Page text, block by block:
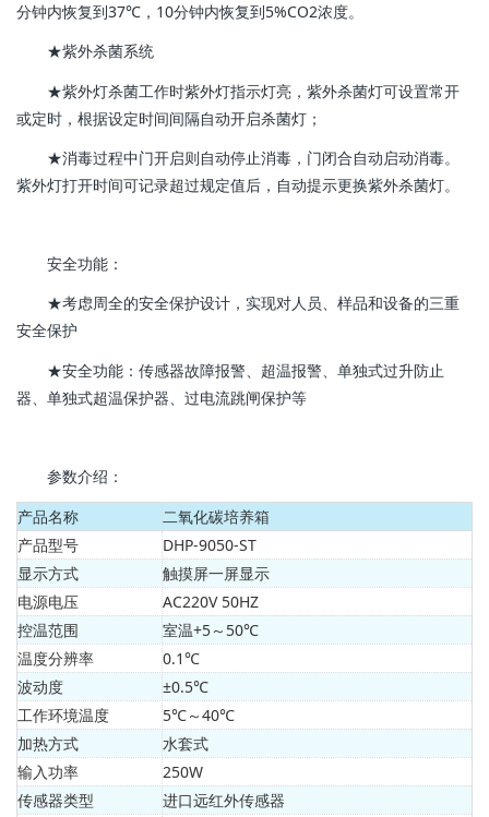
分钟内恢复到37℃，10分钟内恢复到5%CO2浓度。
★紫外杀菌系统
★紫外灯杀菌工作时紫外灯指示灯亮，紫外杀菌灯可设置常开
或定时，根据设定时间间隔自动开启杀菌灯；
★消毒过程中门开启则自动停止消毒，门闭合自动启动消毒。
紫外灯打开时间可记录超过规定值后，自动提示更换紫外杀菌灯。
安全功能：
★考虑周全的安全保护设计，实现对人员、样品和设备的三重
安全保护
★安全功能：传感器故障报警、超温报警、单独式过升防止
器、单独式超温保护器、过电流跳闸保护等
参数介绍：
产品名称
二氧化碳培养箱
产品型号
DHP-9050-ST
显示方式
触摸屏一屏显示
电源电压
AC220V 50HZ
控温范围
室温+5～50℃
温度分辨率
0.1℃
波动度
±0.5℃
工作环境温度
5℃～40℃
加热方式
水套式
输入功率
250W
传感器类型
进口远红外传感器